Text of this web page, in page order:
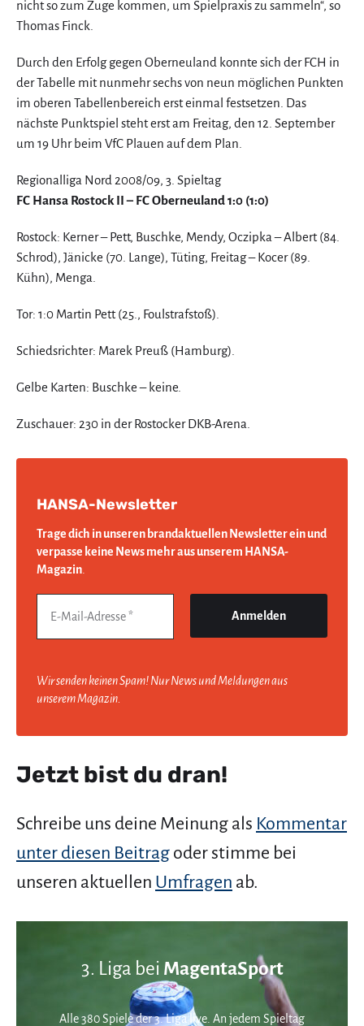
nicht so zum Zuge kommen, um Spielpraxis zu sammeln“, so
Thomas Finck.
Durch den Erfolg gegen Oberneuland konnte sich der FCH in
der Tabelle mit nunmehr sechs von neun möglichen Punkten
im oberen Tabellenbereich erst einmal festsetzen. Das
nächste Punktspiel steht erst am Freitag, den 12. September
um 19 Uhr beim VfC Plauen auf dem Plan.
Regionalliga Nord 2008/09, 3. Spieltag
FC Hansa Rostock II – FC Oberneuland 1:0 (1:0)
Rostock: Kerner – Pett, Buschke, Mendy, Oczipka – Albert (84.
Schrod), Jänicke (70. Lange), Tüting, Freitag – Kocer (89.
Kühn), Menga.
Tor: 1:0 Martin Pett (25., Foulstrafstoß).
Schiedsrichter: Marek Preuß (Hamburg).
Gelbe Karten: Buschke – keine.
Zuschauer: 230 in der Rostocker DKB-Arena.
HANSA-Newsletter
Trage dich in unseren brandaktuellen Newsletter ein und
verpasse keine News mehr aus unserem HANSA-
Magazin
Wir senden keinen Spam! Nur News und Meldungen aus
unserem Magazin.
Jetzt bist du dran!
Schreibe uns deine Meinung als Kommentar
unter diesen Beitrag oder stimme bei
unseren aktuellen Umfragen ab.
3. Liga bei MagentaSport
Alle 380 Spiele der 3. Liga live. An jedem Spieltag